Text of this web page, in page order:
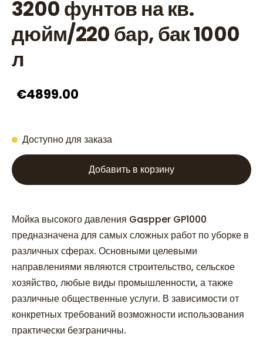
3200 фунтов на кв.
дюйм/220 бар, бак 1000
л
€4899.00
Доступно для заказа
Добавить в корзину
Мойка высокого давления Gaspper GP1000
предназначена для самых сложных работ по уборке в
различных сферах. Основными целевыми
направлениями являются строительство, сельское
хозяйство, любые виды промышленности, а также
различные общественные услуги. В зависимости от
конкретных требований возможности использования
практически безграничны.